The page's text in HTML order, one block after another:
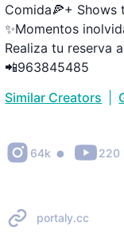
Comida🍕+ Shows
✨Momentos
Realiza tu reserva
📲963845485
Similar Creators
64k • 220
portaly.cc